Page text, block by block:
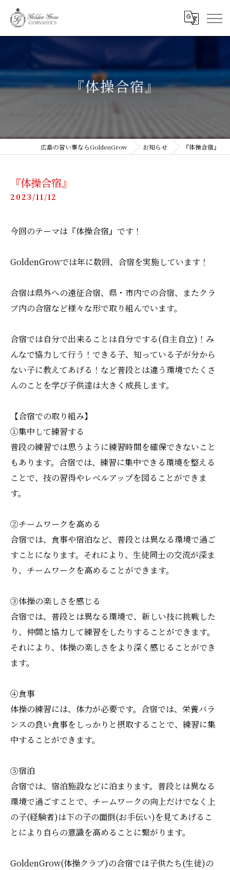
『体操合宿』
広島の習い事ならGoldenGrow お知らせ 『体操合宿』
『体操合宿』
2023/11/12
今回のテーマは『体操合宿』です！
GoldenGrowでは年に数回、合宿を実施しています！
合宿は県外への遠征合宿、県・市内での合宿、またクラ
ブ内の合宿など様々な形で取り組んでいます。
合宿では自分で出来ることは自分でする(自主自立)！み
んなで協力して行う！できる子、知っている子が分から
ない子に教えてあげる！など普段とは違う環境でたくさ
んのことを学び子供達は大きく成長します。
【合宿での取り組み】
①集中して練習する
普段の練習では思うように練習時間を確保できないこと
もあります。合宿では、練習に集中できる環境を整える
ことで、技の習得やレベルアップを図ることができま
す。
②チームワークを高める
合宿では、食事や宿泊など、普段とは異なる環境で過ご
すことになります。それにより、生徒同士の交流が深ま
り、チームワークを高めることができます。
③体操の楽しさを感じる
合宿では、普段とは異なる環境で、新しい技に挑戦した
り、仲間と協力して練習をしたりすることができます。
それにより、体操の楽しさをより深く感じることができ
ます。
④食事
体操の練習には、体力が必要です。合宿では、栄養バラ
ンスの良い食事をしっかりと摂取することで、練習に集
中することができます。
⑤宿泊
合宿では、宿泊施設などに泊まります。普段とは異なる
環境で過ごすことで、チームワークの向上だけでなく上
の子(経験者)は下の子の面倒(お手伝い)を見てあげるこ
とにより自らの意識を高めることに繋がります。
GoldenGrow(体操クラブ)の合宿では子供たち(生徒)の